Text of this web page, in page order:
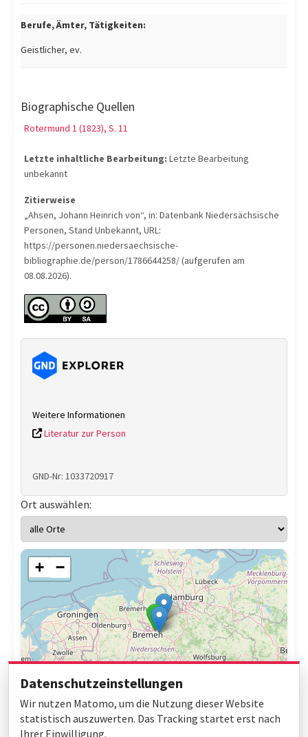
Berufe, Ämter, Tätigkeiten:
Geistlicher, ev.
Biographische Quellen
Rotermund 1 (1823), S. 11
Letzte inhaltliche Bearbeitung: Letzte Bearbeitung
unbekannt
Zitierweise
„Ahsen, Johann Heinrich von“, in: Datenbank Niedersächsische
Personen, Stand Unbekannt, URL:
https://personen.niedersaechsische-
bibliographie.de/person/1786644258/ (aufgerufen am
08.08.2026).
Weitere Informationen
Literatur zur Person
GND-Nr: 1033720917
Ort auswählen:
+ −
Datenschutzeinstellungen
Wir nutzen Matomo, um die Nutzung dieser Website
statistisch auszuwerten. Das Tracking startet erst nach
Ihrer Einwilligung.